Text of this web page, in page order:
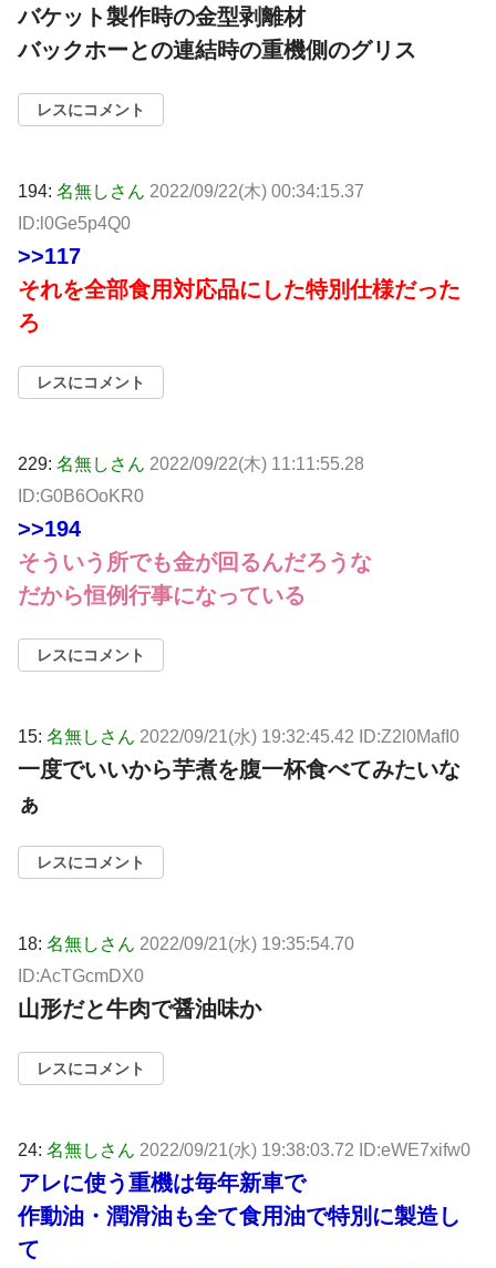
バケット製作時の金型剥離材
バックホーとの連結時の重機側のグリス
レスにコメント
194: 名無しさん 2022/09/22(木) 00:34:15.37
ID:l0Ge5p4Q0
>>117
それを全部食用対応品にした特別仕様だった
ろ
レスにコメント
229: 名無しさん 2022/09/22(木) 11:11:55.28
ID:G0B6OoKR0
>>194
そういう所でも金が回るんだろうな
だから恒例行事になっている
レスにコメント
15: 名無しさん 2022/09/21(水) 19:32:45.42 ID:Z2l0MafI0
一度でいいから芋煮を腹一杯食べてみたいな
ぁ
レスにコメント
18: 名無しさん 2022/09/21(水) 19:35:54.70
ID:AcTGcmDX0
山形だと牛肉で醤油味か
レスにコメント
24: 名無しさん 2022/09/21(水) 19:38:03.72 ID:eWE7xifw0
アレに使う重機は毎年新車で
作動油・潤滑油も全て食用油で特別に製造し
て